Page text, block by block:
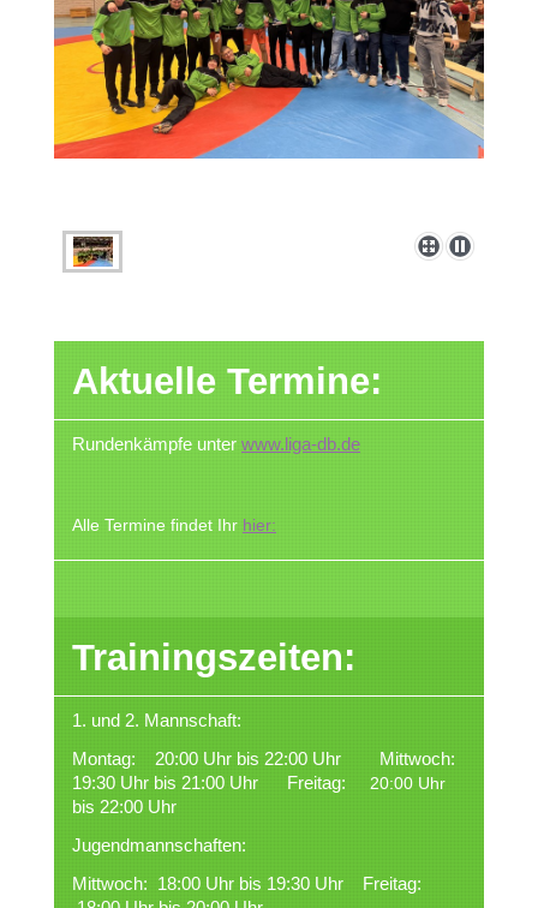
Aktuelle Termine:
Rundenkämpfe unter www.liga-db.de
Alle Termine findet Ihr hier:
Trainingszeiten:
1. und 2. Mannschaft:
Montag: 20:00 Uhr bis 22:00 Uhr Mittwoch:
19:30 Uhr bis 21:00 Uhr Freitag: 20:00 Uhr
bis 22:00 Uhr
Jugendmannschaften:
Mittwoch: 18:00 Uhr bis 19:30 Uhr Freitag: